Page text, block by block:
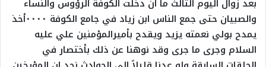
والصبيان حتى جمع الناس ابن زياد في جامع الكوفة ٠٠٠٠أخذ
يمدح بولي نعمته يزيد ويقدح بأميرالمؤمنين علي عليه
السلام وجرى ما جرى وقد نوهنا عن ذلك بأختصار في